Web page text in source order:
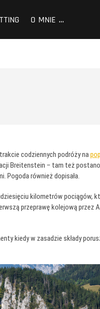
O MNIE …
codziennych podróży na
Breitenstein – tam też
Pogoda również dopisała.
kilometrów pociągów,
przeprawę kolejową przez
kiedy w zasadzie składy